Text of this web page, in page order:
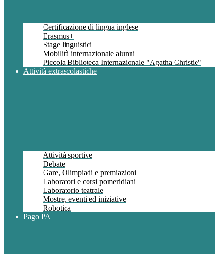
Certificazione di lingua inglese
Erasmus+
Stage linguistici
Mobilità internazionale alunni
Piccola Biblioteca Internazionale "Agatha Christie"
Attività extrascolastiche
Attività sportive
Debate
Gare, Olimpiadi e premiazioni
Laboratori e corsi pomeridiani
Laboratorio teatrale
Mostre, eventi ed iniziative
Robotica
Pago PA